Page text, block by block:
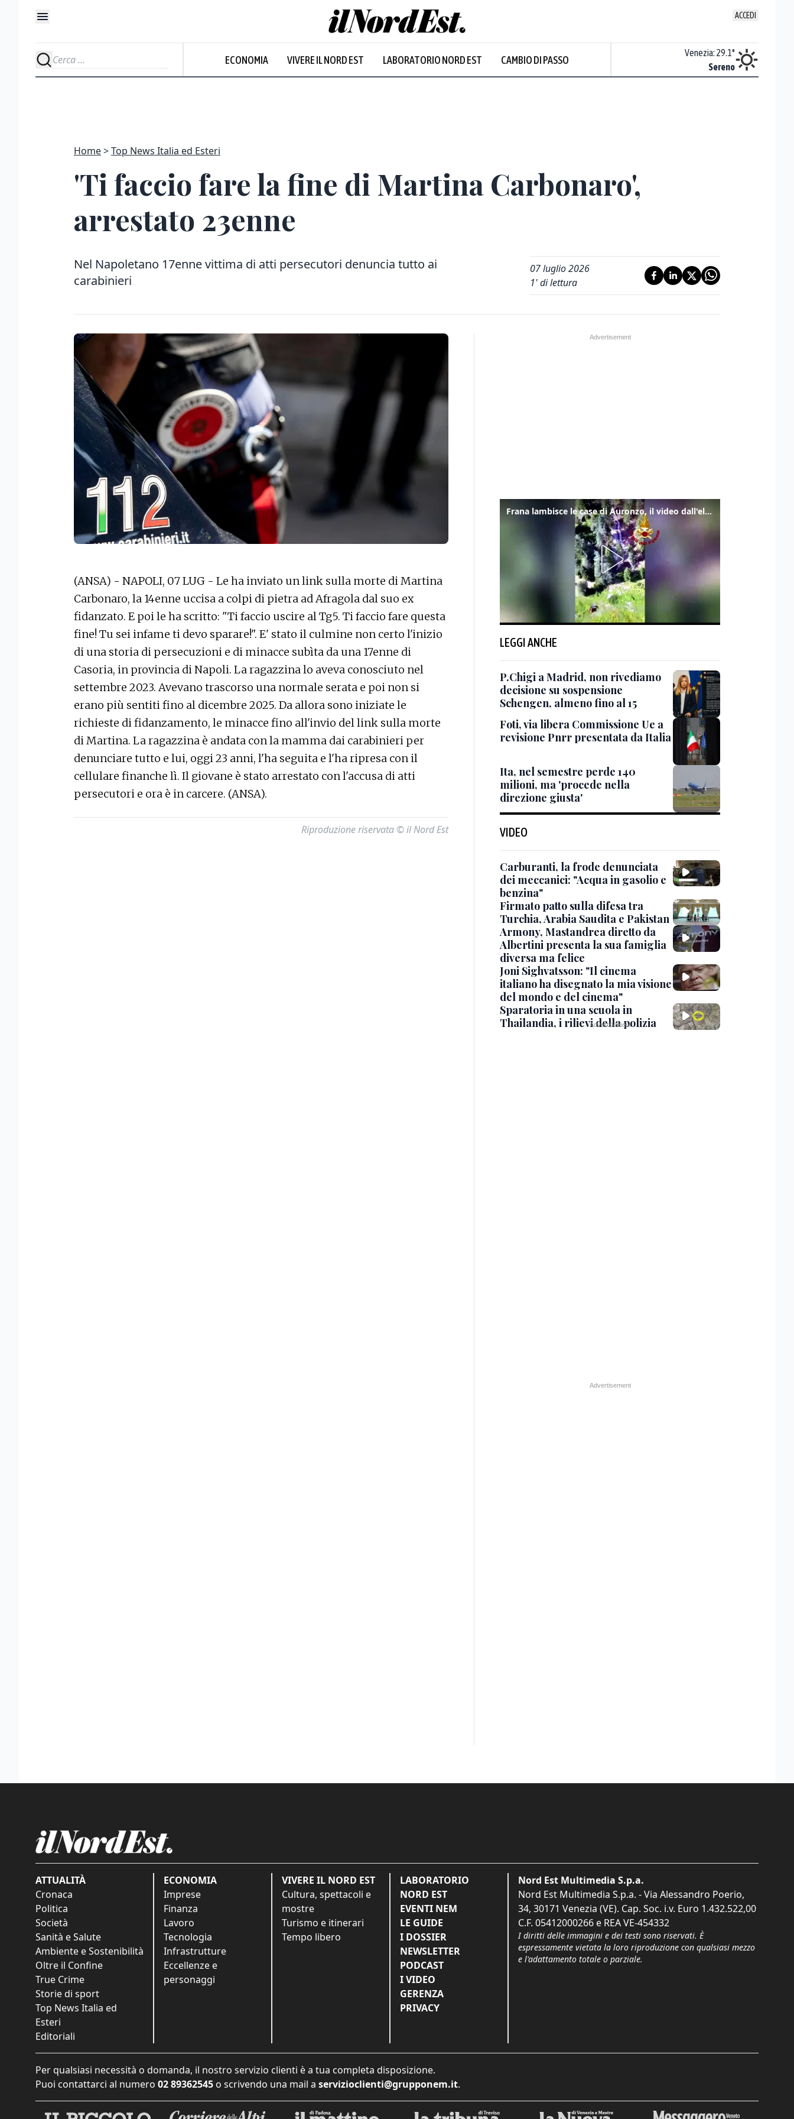
ACCEDI
ECONOMIA VIVERE IL NORD EST LABORATORIO NORD EST CAMBIO DI PASSO
Sereno
Venezia: 29.1°
Sereno
Home Top News Italia ed Esteri
'Ti faccio fare la fine di Martina Carbonaro',
arrestato 23enne
Nel Napoletano 17enne vittima di atti persecutori denuncia tutto ai
carabinieri
07 luglio 2026
1' di lettura
(ANSA) - NAPOLI, 07 LUG - Le ha inviato un link sulla morte di Martina
Carbonaro, la 14enne uccisa a colpi di pietra ad Afragola dal suo ex
fidanzato. E poi le ha scritto: "Ti faccio uscire al Tg5. Ti faccio fare questa
fine! Tu sei infame ti devo sparare!". E' stato il culmine non certo l'inizio
di una storia di persecuzioni e di minacce subìta da una 17enne di
Casoria, in provincia di Napoli. La ragazzina lo aveva conosciuto nel
settembre 2023. Avevano trascorso una normale serata e poi non si
erano più sentiti fino al dicembre 2025. Da allora sono iniziate le
richieste di fidanzamento, le minacce fino all'invio del link sulla morte
di Martina. La ragazzina è andata con la mamma dai carabinieri per
denunciare tutto e lui, oggi 23 anni, l'ha seguita e l'ha ripresa con il
cellulare finanche lì. Il giovane è stato arrestato con l'accusa di atti
persecutori e ora è in carcere. (ANSA).
Riproduzione riservata © il Nord Est
Frana lambisce le case di Auronzo, il video dall'elicottero dei vigili del fuoco
LEGGI ANCHE
P.Chigi a Madrid, non rivediamo
decisione su sospensione
Schengen, almeno fino al 15
Foti, via libera Commissione Ue a
revisione Pnrr presentata da Italia
Ita, nel semestre perde 140
milioni, ma 'procede nella
direzione giusta'
VIDEO
Carburanti, la frode denunciata
dei meccanici: "Acqua in gasolio e
benzina"
Firmato patto sulla difesa tra
Turchia, Arabia Saudita e Pakistan
Armony, Mastandrea diretto da
Albertini presenta la sua famiglia
diversa ma felice
Joni Sighvatsson: "Il cinema
italiano ha disegnato la mia visione
del mondo e del cinema"
Sparatoria in una scuola in
Thailandia, i rilievi della polizia
ATTUALITÀ
Cronaca
Politica
Società
Sanità e Salute
Ambiente e Sostenibilità
Oltre il Confine
True Crime
Storie di sport
Top News Italia ed
Esteri
Editoriali
ECONOMIA
Imprese
Finanza
Lavoro
Tecnologia
Infrastrutture
Eccellenze e
personaggi
VIVERE IL NORD EST
Cultura, spettacoli e
mostre
Turismo e itinerari
Tempo libero
LABORATORIO
NORD EST
EVENTI NEM
LE GUIDE
I DOSSIER
NEWSLETTER
PODCAST
I VIDEO
GERENZA
PRIVACY
Nord Est Multimedia S.p.a.
Nord Est Multimedia S.p.a. - Via Alessandro Poerio,
34, 30171 Venezia (VE). Cap. Soc. i.v. Euro 1.432.522,00
C.F. 05412000266 e REA VE-454332
I diritti delle immagini e dei testi sono riservati. È
espressamente vietata la loro riproduzione con qualsiasi mezzo
e l'adattamento totale o parziale.
Per qualsiasi necessità o domanda, il nostro servizio clienti è a tua completa disposizione.
Puoi contattarci al numero 02 89362545 o scrivendo una mail a servizioclienti@grupponem.it.